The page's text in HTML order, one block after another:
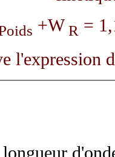
+W R =
l'expression